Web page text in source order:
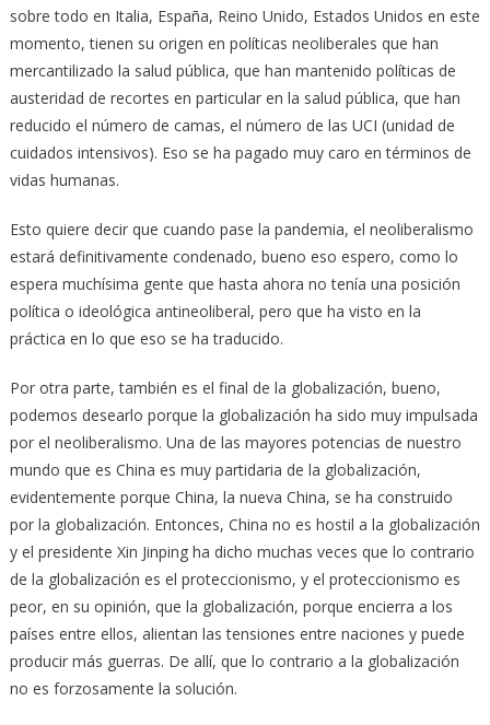
sobre todo en Italia, España, Reino Unido, Estados Unidos en este
momento, tienen su origen en políticas neoliberales que han
mercantilizado la salud pública, que han mantenido políticas de
austeridad de recortes en particular en la salud pública, que han
reducido el número de camas, el número de las UCI (unidad de
cuidados intensivos). Eso se ha pagado muy caro en términos de
vidas humanas.
Esto quiere decir que cuando pase la pandemia, el neoliberalismo
estará definitivamente condenado, bueno eso espero, como lo
espera muchísima gente que hasta ahora no tenía una posición
política o ideológica antineoliberal, pero que ha visto en la
práctica en lo que eso se ha traducido.
Por otra parte, también es el final de la globalización, bueno,
podemos desearlo porque la globalización ha sido muy impulsada
por el neoliberalismo. Una de las mayores potencias de nuestro
mundo que es China es muy partidaria de la globalización,
evidentemente porque China, la nueva China, se ha construido
por la globalización. Entonces, China no es hostil a la globalización
y el presidente Xin Jinping ha dicho muchas veces que lo contrario
de la globalización es el proteccionismo, y el proteccionismo es
peor, en su opinión, que la globalización, porque encierra a los
países entre ellos, alientan las tensiones entre naciones y puede
producir más guerras. De allí, que lo contrario a la globalización
no es forzosamente la solución.